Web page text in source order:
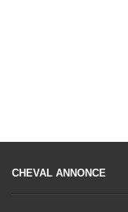
CHEVAL ANNONCE